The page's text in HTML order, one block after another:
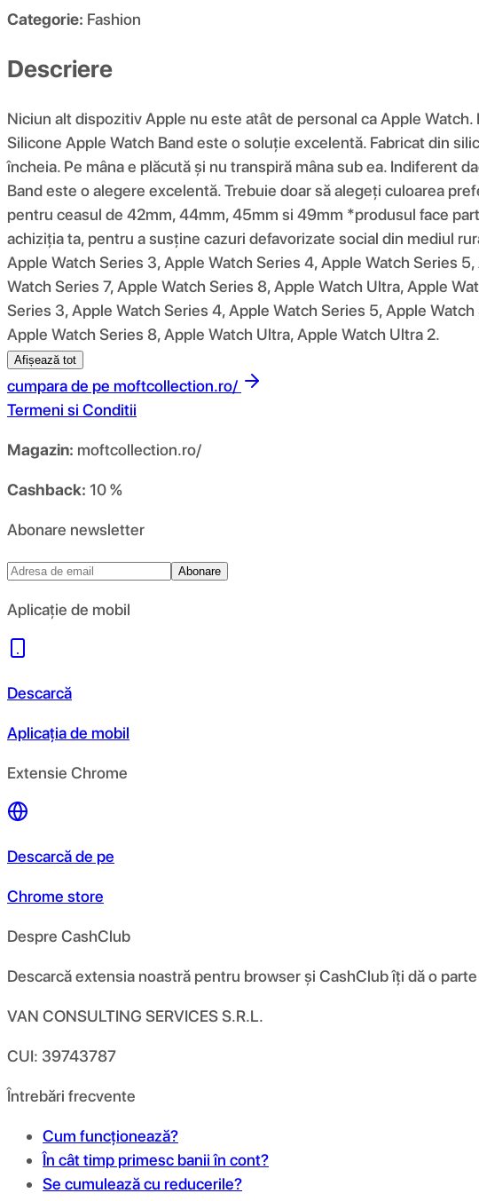
Categorie: Fashion
Descriere
Niciun alt dispozitiv Apple nu este atât de personal ca Apple
Silicone Apple Watch Band este o soluție excelentă. Fabricat din
încheia. Pe mâna e plăcută și nu transpiră mâna sub ea. Indiferent
Band este o alegere excelentă. Trebuie doar să alegeți culoarea
pentru ceasul de 42mm, 44mm, 45mm si 49mm *produsul face
achiziția ta, pentru a susține cazuri defavorizate social din mediul
Apple Watch Series 3, Apple Watch Series 4, Apple Watch Series
Watch Series 7, Apple Watch Series 8, Apple Watch Ultra, Apple
Series 3, Apple Watch Series 4, Apple Watch Series 5, Apple
Apple Watch Series 8, Apple Watch Ultra, Apple Watch Ultra 2.
Afișează tot
cumpara de pe moftcollection.ro/
Termeni si Conditii
Magazin: moftcollection.ro/
Cashback: 10 %
Abonare newsletter
Abonare
Aplicație de mobil
Descarcă
Aplicația de mobil
Extensie Chrome
Descarcă de pe
Chrome store
Despre CashClub
Descarcă extensia noastră pentru browser și CashClub îți dă o
VAN CONSULTING SERVICES S.R.L.
CUI: 39743787
Întrebări frecvente
Cum funcționează?
În cât timp primesc banii în cont?
Se cumulează cu reducerile?